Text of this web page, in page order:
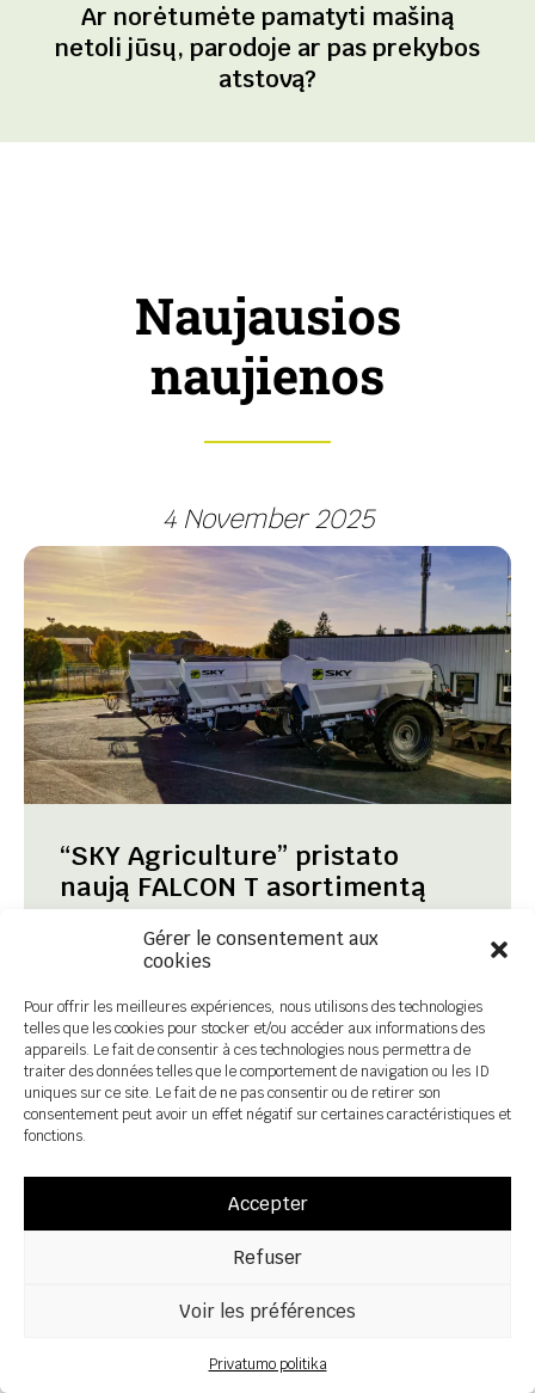
Gérer le consentement aux
cookies
Pour offrir les meilleures expériences, nous utilisons des technologies
telles que les cookies pour stocker et/ou accéder aux informations des
appareils. Le fait de consentir à ces technologies nous permettra de
traiter des données telles que le comportement de navigation ou les ID
uniques sur ce site. Le fait de ne pas consentir ou de retirer son
consentement peut avoir un effet négatif sur certaines caractéristiques et
fonctions.
Accepter
Refuser
Voir les préférences
Privatumo politika
Ar norėtumėte pamatyti mašiną
netoli jūsų, parodoje ar pas prekybos
atstovą?
Naujausios
naujienos
4 November 2025
“SKY Agriculture” pristato
naują FALCON T asortimentą
Naujoji FALCON T prikabinamų trąšų
- FALCON 100, 130, 160 ir 240 - "SKY
Agriculture" siūlo plačiausią asortimentą
rinkoje.
21 October 2025